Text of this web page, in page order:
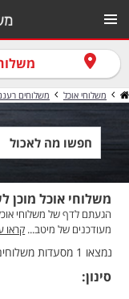
משלוחי אוכל משלוחים
משלוחי אוכל מוכן
הגעתם לדף של משלוחי
מעודכנים של מיטב... קראו
נמצאו 1 מסעדות משלוחים של אוכל מוכן לשבת ברעננה
סינון: